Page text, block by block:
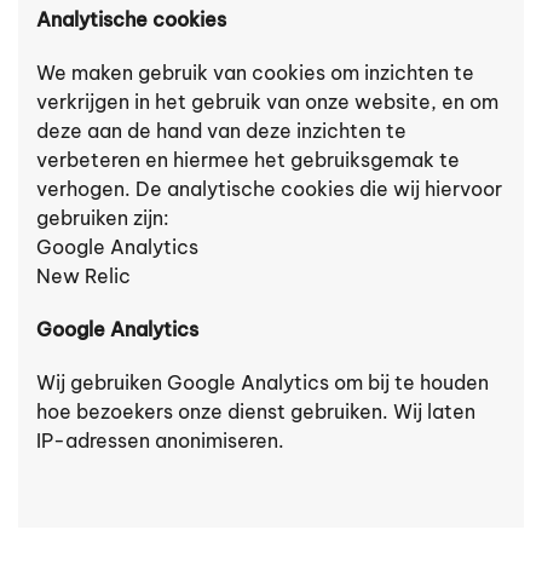
Analytische cookies
We maken gebruik van cookies om inzichten te
verkrijgen in het gebruik van onze website, en om
deze aan de hand van deze inzichten te
verbeteren en hiermee het gebruiksgemak te
verhogen. De analytische cookies die wij hiervoor
gebruiken zijn:
Google Analytics
New Relic
Google Analytics
Wij gebruiken Google Analytics om bij te houden
hoe bezoekers onze dienst gebruiken. Wij laten
IP-adressen anonimiseren.